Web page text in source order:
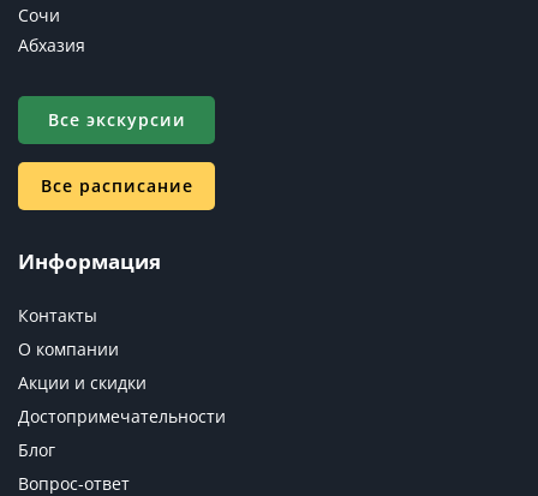
Сочи
Абхазия
Все экскурсии
Все расписание
Информация
Контакты
О компании
Акции и скидки
Достопримечательности
Блог
Вопрос-ответ